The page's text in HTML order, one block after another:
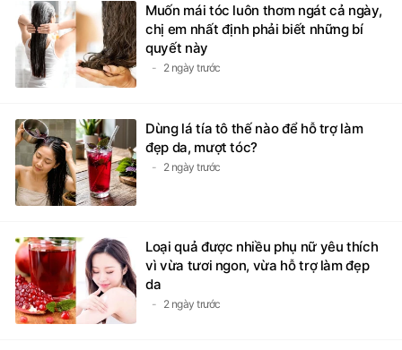
Muốn mái tóc luôn thơm ngát cả ngày,
chị em nhất định phải biết những bí
quyết này
2 ngày trước
Dùng lá tía tô thế nào để hỗ trợ làm
đẹp da, mượt tóc?
2 ngày trước
Loại quả được nhiều phụ nữ yêu thích
vì vừa tươi ngon, vừa hỗ trợ làm đẹp
da
2 ngày trước